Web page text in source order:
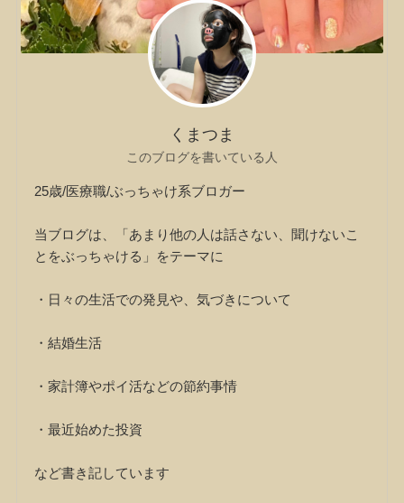
くまつま
このブログを書いている人
25歳/医療職/ぶっちゃけ系ブロガー
当ブログは、「あまり他の人は話さない、聞けないこ
とをぶっちゃける」をテーマに
・日々の生活での発見や、気づきについて
・結婚生活
・家計簿やポイ活などの節約事情
・最近始めた投資
など書き記しています